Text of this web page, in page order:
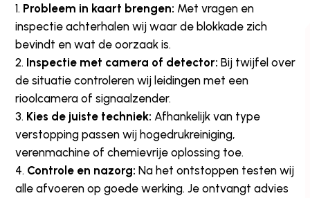
Probleem in kaart brengen: Met vragen en
inspectie achterhalen wij waar de blokkade zich
bevindt en wat de oorzaak is.
Inspectie met camera of detector: Bij twijfel over
de situatie controleren wij leidingen met een
rioolcamera of signaalzender.
Kies de juiste techniek: Afhankelijk van type
verstopping passen wij hogedrukreiniging,
verenmachine of chemievrije oplossing toe.
Controle en nazorg: Na het ontstoppen testen wij
alle afvoeren op goede werking. Je ontvangt advies